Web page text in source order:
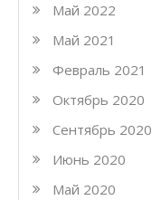
Май 2022
Май 2021
Февраль 2021
Октябрь 2020
Сентябрь 2020
Июнь 2020
Май 2020